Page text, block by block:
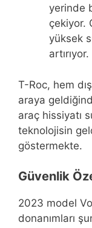
yerinde
çekiyor.
yüksek
artırıyor.
T-Roc, hem
araya
araç hissiyatı
teknolojisin
göstermekte.
Güvenlik
2023 model
donanımları